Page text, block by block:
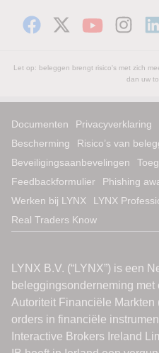
Let op: beleggen brengt risico's met zich
dan uw
Documenten Privacyverklaring
Bescherming
Risico’s van
Beveiligingsaanbevelingen
Feedbackformulier
Phishing
Werken bij LYNX
LYNX
Real Traders Know